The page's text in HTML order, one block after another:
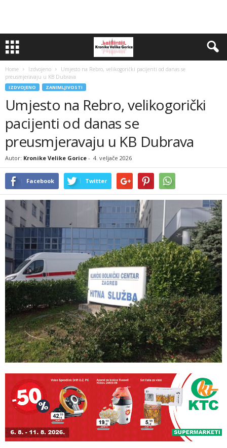
Home Izdvojeno
Umjesto na Rebro, velikogorički pacijenti od danas se
preusmjeravaju u KB Dubrava
IZDVOJENO ZANIMLJIVOSTI
Umjesto na Rebro, velikogorički
pacijenti od danas se
preusmjeravaju u KB Dubrava
Autor: Kronike Velike Gorice - 4. veljače 2026
Facebook Twitter